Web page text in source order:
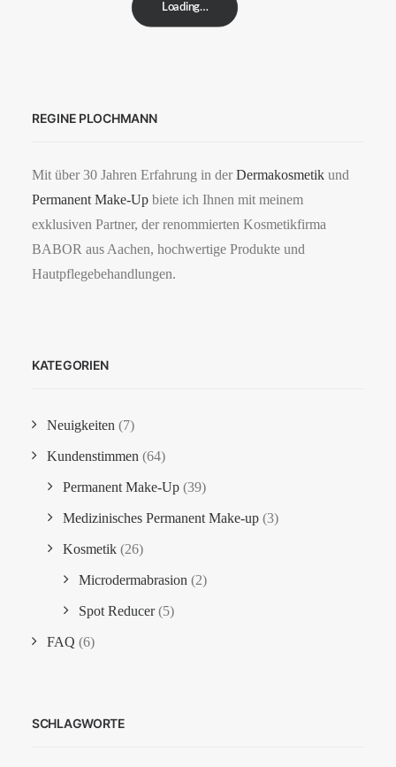
Loading…
REGINE PLOCHMANN
Mit über 30 Jahren Erfahrung in derDermakosmetik und
Permanent Make-Up biete ich Ihnen mit meinem
exklusiven Partner, der renommierten Kosmetikfirma
BABOR aus Aachen, hochwertige Produkte und
Hautpflegebehandlungen.
KATEGORIEN
Neuigkeiten (7)
Kundenstimmen (64)
Permanent Make-Up (39)
Medizinisches Permanent Make-up (3)
Kosmetik (26)
Microdermabrasion (2)
Spot Reducer(5)
FAQ (6)
SCHLAGWORTE